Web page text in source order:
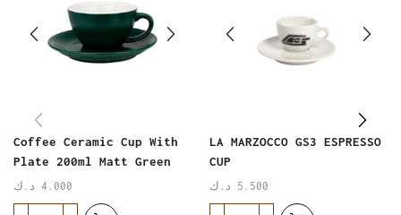
Coffee Ceramic Cup With
Plate 200ml Matt Green
4.000 د.ك
LA MARZOCCO GS3 ESPRESSO
CUP
5.500 د.ك